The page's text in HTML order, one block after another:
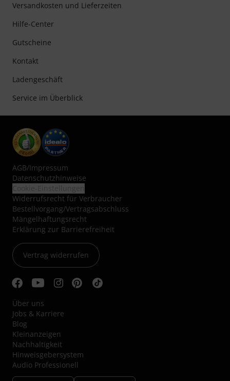
Versandkosten und Lieferzeiten
Hilfe-Center
Gutscheine
Kontakt
Ladengeschäft
Service im Überblick
AGB/Impressum
Datenschutzhinweise
Widerrufsrecht für Verbraucher
Bestellvorgang/Vertragsabschluss
Mängelhaftungsrecht
Erklärung zur Barrierefreiheit
Vertrag widerrufen
Über uns
Jobs & Karriere
Blog
Kleinanzeigen
Nachhaltigkeit
Hinweisgebersystem
Audio Professionell